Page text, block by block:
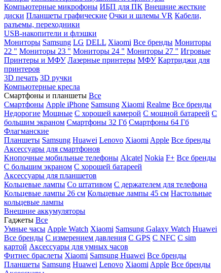
Компьютерные микрофоны ИБП для ПК Внешние жесткие
диски Планшеты графические Очки и шлемы VR Кабели,
разъемы, переходники
USB-накопители и флэшки
Мониторы Samsung LG DELL Xiaomi Все бренды Мониторы
22 " Мониторы 23 " Мониторы 24 " Мониторы 27 " Игровые
Принтеры и МФУ Лазерные принтеры МФУ Картриджи для
принтеров
3D печать 3D ручки
Компьютерные кресла
Смартфоны и планшеты Все
Смартфоны Apple iPhone Samsung Xiaomi Realme Все бренды
Недорогие Мощные С хорошей камерой С мощной батареей С
большим экраном Смартфоны 32 Гб Смартфоны 64 Гб
Флагманские
Планшеты Samsung Huawei Lenovo Xiaomi Apple Все бренды
Аксессуары для смартфонов
Кнопочные мобильные телефоны Alcatel Nokia F+ Все бренды
С большим экраном С хорошей батареей
Аксессуары для планшетов
Кольцевые лампы Со штативом C держателем для телефона
Кольцевые лампы 26 см Кольцевые лампы 45 см Настольные
кольцевые лампы
Внешние аккумуляторы
Гаджеты Все
Умные часы Apple Watch Xiaomi Samsung Galaxy Watch Huawei
Все бренды C измерением давления C GPS C NFC C sim
картой Аксессуары для умных часов
Фитнес браслеты Xiaomi Samsung Huawei Все бренды
Планшеты Samsung Huawei Lenovo Xiaomi Apple Все бренды